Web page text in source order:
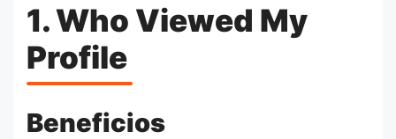
1. Who Viewed My
Profile
Beneficios